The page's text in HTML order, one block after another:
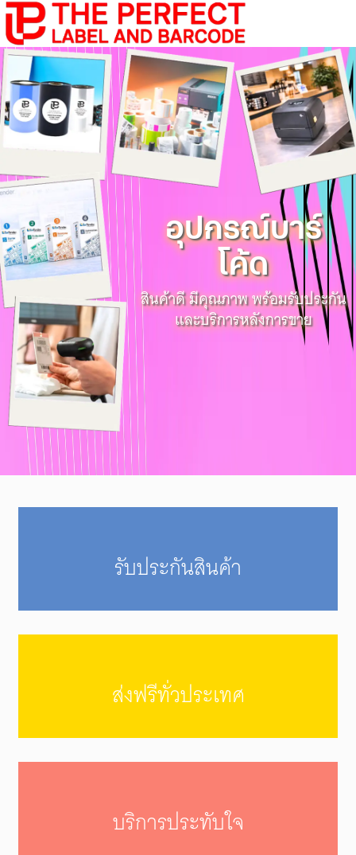
อุปกรณ์บาร์
โค้ด
สินค้าดี มีคุณภาพ พร้อมรับประกัน
และบริการหลังการขาย
รับประกันสินค้า
ส่งฟรีทั่วประเทศ
บริการประทับใจ